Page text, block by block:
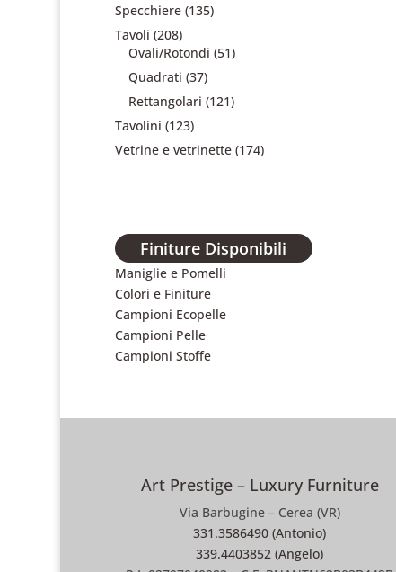
Specchiere (135)
Tavoli (208)
Ovali/Rotondi (51)
Quadrati (37)
Rettangolari (121)
Tavolini (123)
Vetrine e vetrinette (174)
Finiture Disponibili
Maniglie e Pomelli
Colori e Finiture
Campioni Ecopelle
Campioni Pelle
Campioni Stoffe
Art Prestige – Luxury Furniture
Via Barbugine – Cerea (VR)
331.3586490 (Antonio)
339.4403852 (Angelo)